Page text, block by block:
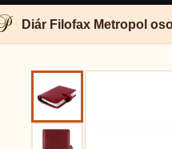
Diár Filofax Metropol